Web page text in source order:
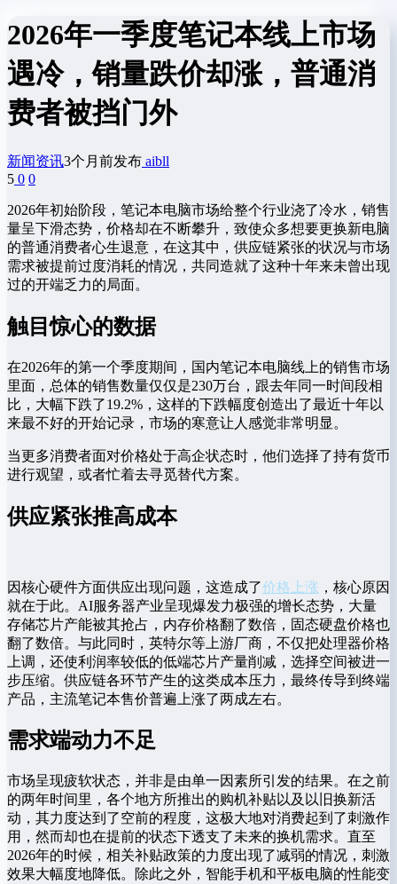
2026年一季度笔记本线上市场
遇冷，销量跌价却涨，普通消
费者被挡门外
新闻资讯3个月前发布 aibll
5 0 0
2026年初始阶段，笔记本电脑市场给整个行业浇了冷水，销售
量呈下滑态势，价格却在不断攀升，致使众多想要更换新电脑
的普通消费者心生退意，在这其中，供应链紧张的状况与市场
需求被提前过度消耗的情况，共同造就了这种十年来未曾出现
过的开端乏力的局面。
触目惊心的数据
在2026年的第一个季度期间，国内笔记本电脑线上的销售市场
里面，总体的销售数量仅仅是230万台，跟去年同一时间段相
比，大幅下跌了19.2%，这样的下跌幅度创造出了最近十年以
来最不好的开始记录，市场的寒意让人感觉非常明显。
当更多消费者面对价格处于高企状态时，他们选择了持有货币
进行观望，或者忙着去寻觅替代方案。
供应紧张推高成本
因核心硬件方面供应出现问题，这造成了价格上涨 ，核心原因
就在于此。AI服务器产业呈现爆发力极强的增长态势，大量
存储芯片产能被其抢占，内存价格翻了数倍，固态硬盘价格也
翻了数倍。与此同时，英特尔等上游厂商，不仅把处理器价格
上调，还使利润率较低的低端芯片产量削减，选择空间被进一
步压缩。供应链各环节产生的这类成本压力，最终传导到终端
产品，主流笔记本售价普遍上涨了两成左右。
需求端动力不足
市场呈现疲软状态，并非是由单一因素所引发的结果。在之前
的两年时间里，各个地方所推出的购机补贴以及以旧换新活
动，其力度达到了空前的程度，这极大地对消费起到了刺激作
用，然而却也在提前的状态下透支了未来的换机需求。直至
2026年的时候，相关补贴政策的力度出现了减弱的情况，刺激
效果大幅度地降低。除此之外，智能手机和平板电脑的性能变